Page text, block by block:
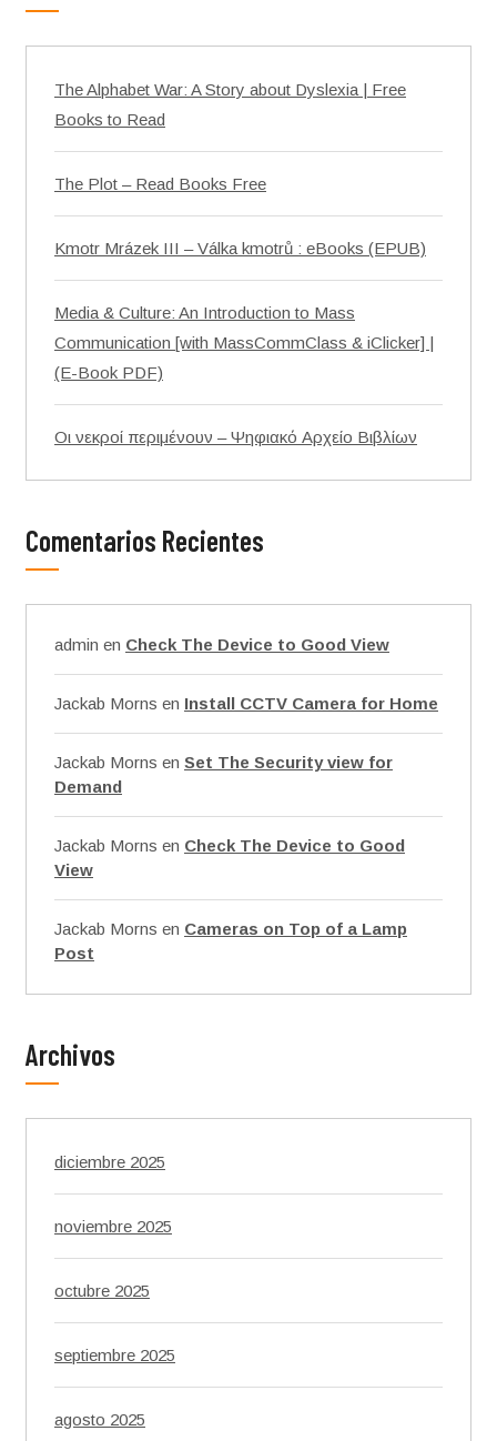
The Alphabet War: A Story about Dyslexia | Free
Books to Read
The Plot – Read Books Free
Kmotr Mrázek III – Válka kmotrů : eBooks (EPUB)
Media & Culture: An Introduction to Mass
Communication [with MassCommClass & iClicker] |
(E-Book PDF)
Οι νεκροί περιμένουν – Ψηφιακό Αρχείο Βιβλίων
Comentarios Recientes
admin en Check The Device to Good View
Jackab Morns en Install CCTV Camera for Home
Jackab Morns en Set The Security view for
Demand
Jackab Morns en Check The Device to Good
View
Jackab Morns en Cameras on Top of a Lamp
Post
Archivos
diciembre 2025
noviembre 2025
octubre 2025
septiembre 2025
agosto 2025